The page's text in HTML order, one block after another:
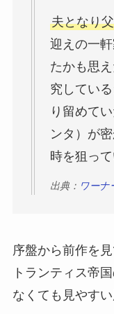
夫となり
迎えの一
たかも思
究してい
り留めて
ンタ）が
時を狙って
出典： ワーナ
序盤から前作を
トランティス帝
なくても見やすい